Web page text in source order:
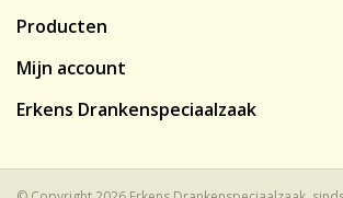
Producten
Mijn account
Erkens Drankenspeciaalzaak